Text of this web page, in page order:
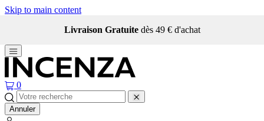
Skip to main content
Livraison Gratuite dès 49 € d'achat
0
Annuler